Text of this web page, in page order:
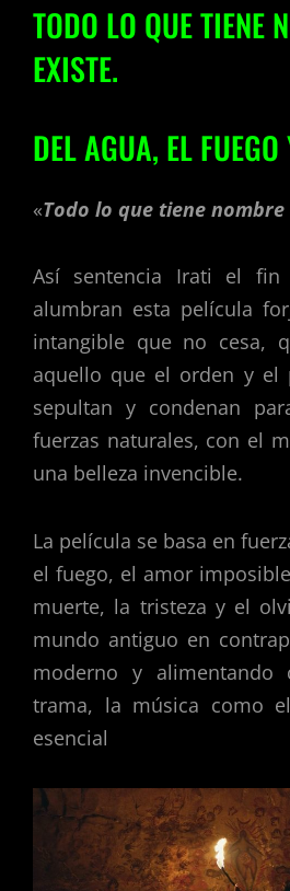
TODO LO QUE TIENE
EXISTE.
DEL AGUA, EL
«Todo lo que tiene
Así sentencia Irati el
alumbran esta película
intangible que no cesa,
aquello que el orden y el
sepultan y condenan
fuerzas naturales, con el
una belleza invencible.
La película se basa en
el fuego, el amor
muerte, la tristeza y el
mundo antiguo en
moderno y alimentando
trama, la música como
esencial